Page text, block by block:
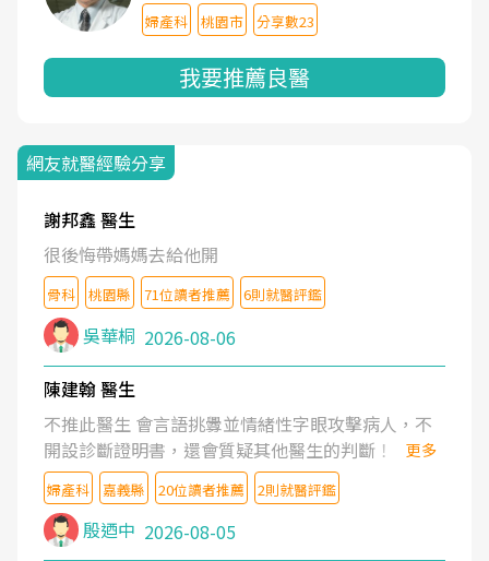
婦產科 桃園市 分享數23
我要推薦良醫
網友就醫經驗分享
謝邦鑫 醫生
很後悔帶媽媽去給他開
骨科 桃園縣 71位讀者推薦 6則就醫評鑑
吳華桐 2026-08-06
陳建翰 醫生
不推此醫生 會言語挑釁並情緒性字眼攻擊病人，不
開設診斷證明書，還會質疑其他醫生的判斷！
更多
婦產科 嘉義縣 20位讀者推薦 2則就醫評鑑
殷迺中 2026-08-05